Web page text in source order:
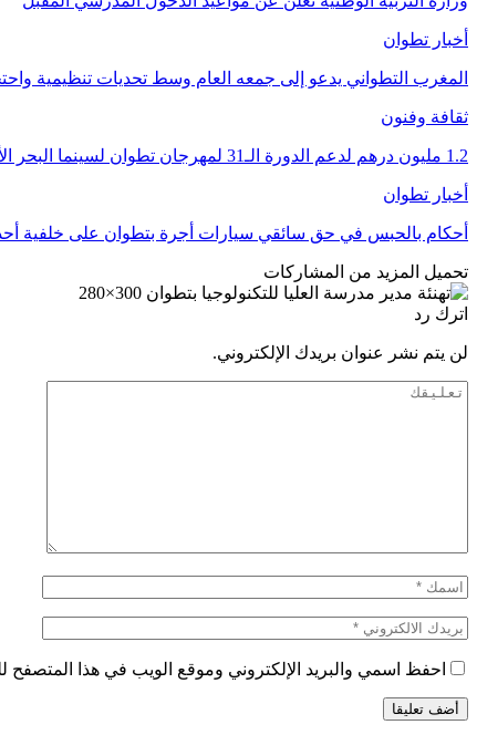
أخبار تطوان
المغرب التطواني يدعو إلى جمعه العام وسط تحديات تنظيمية
ثقافة وفنون
1.2 مليون درهم لدعم الدورة الـ31 لمهرجان تطوان لسينما البحر الأبيض المتوسط
أخبار تطوان
أحكام بالحبس في حق سائقي سيارات أجرة بتطوان على خلفية
تحميل المزيد من المشاركات
اترك رد
لن يتم نشر عنوان بريدك الإلكتروني.
احفظ اسمي والبريد الإلكتروني وموقع الويب في هذا المتصفح